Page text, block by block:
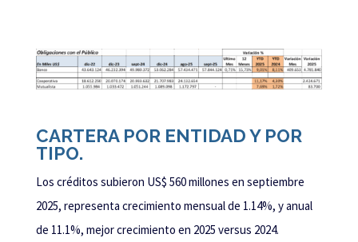
CARTERA POR ENTIDAD Y POR
TIPO.
Los créditos subieron US$ 560 millones en septiembre
2025, representa crecimiento mensual de 1.14%, y anual
de 11.1%, mejor crecimiento en 2025 versus 2024.